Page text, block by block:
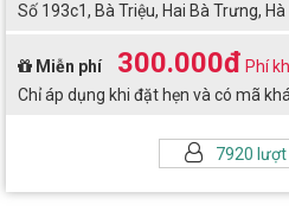
7920 lượt
Số 193c1, Bà Triệu, Hai Bà Trưng, Hà
Miễn phí 300.000đ Phí
Chỉ áp dụng khi đặt hẹn và có mã